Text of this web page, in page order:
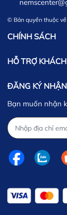
© Bản quyền thuộc về
CHÍNH SÁCH
HỖ TRỢ
ĐĂNG KÝ
Bạn muốn nhận